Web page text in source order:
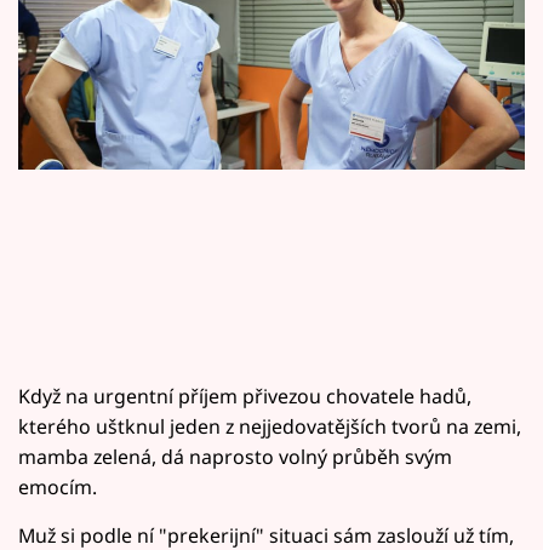
Horoskopy
Sledujte prima+
Filmový festival Karlovy Vary
Sledujte nás
Když na urgentní příjem přivezou chovatele hadů,
kterého uštknul jeden z nejjedovatějších tvorů na zemi,
mamba zelená, dá naprosto volný průběh svým
emocím.
Muž si podle ní "prekerijní" situaci sám zaslouží už tím,